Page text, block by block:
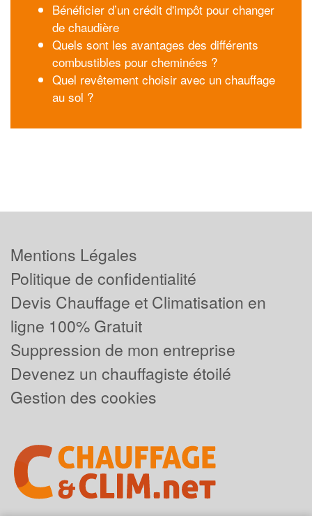
Bénéficier d’un crédit d'impôt pour changer
de chaudière
Quels sont les avantages des différents
combustibles pour cheminées ?
Quel revêtement choisir avec un chauffage
au sol ?
Mentions Légales
Politique de confidentialité
Devis Chauffage et Climatisation en
ligne 100% Gratuit
Suppression de mon entreprise
Devenez un chauffagiste étoilé
Gestion des cookies